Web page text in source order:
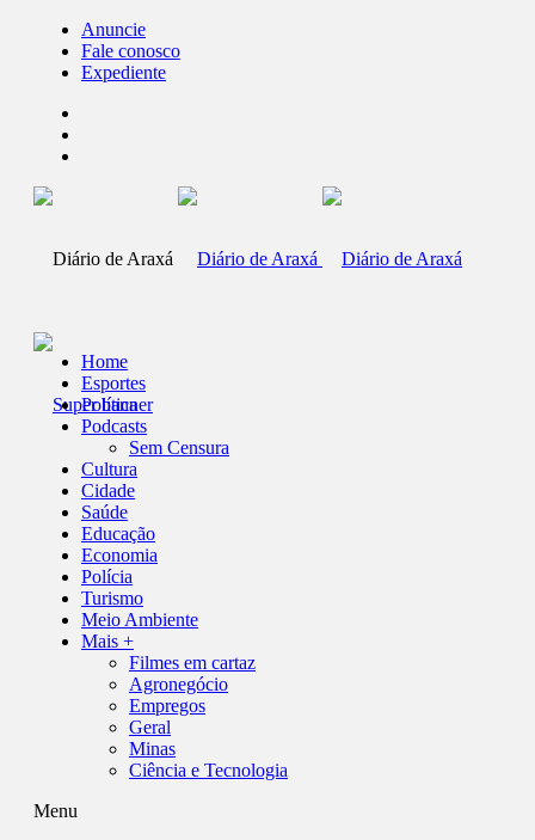
Anuncie
Fale conosco
Expediente
Home
Esportes
Política
Podcasts
Sem Censura
Cultura
Cidade
Saúde
Educação
Economia
Polícia
Turismo
Meio Ambiente
Mais +
Filmes em cartaz
Agronegócio
Empregos
Geral
Minas
Ciência e Tecnologia
Menu